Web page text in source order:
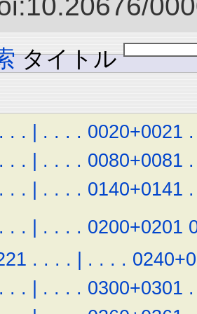
タイトル
. . . | . . . . 0020+0021 .
. . . | . . . . 0080+0081 .
. . . | . . . . 0140+0141 .
. . . | . . . . 0200+0201
. . . . | . . . .
. . . | . . . . 0300+0301 .